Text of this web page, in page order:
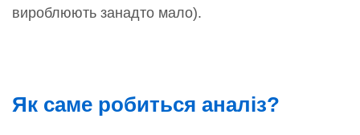
вироблюють занадто мало).
Як саме робиться аналіз?